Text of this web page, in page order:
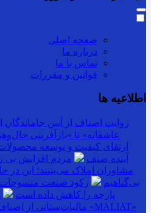
صفحه اصلی
درباره ما
تماس با ما
قوانین و مقررات
اطلاعیه ها
روایت اصناف از آیین
عاشقانه» تا «بازآفرینی
ارتقای کیفیت و توسعه
آینده صنف
مردم افزایش بی
مشاوران املاک می‌بینند؛ این
بی‌گناهیم
رکود صنعت
پارچه را کاهش داده است
مالیات‌ستانی از